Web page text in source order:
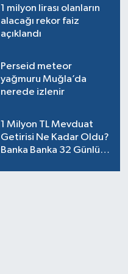
1 milyon lirası olanların
alacağı rekor faiz
açıklandı
Perseid meteor
yağmuru Muğla’da
nerede izlenir
1 Milyon TL Mevduat
Getirisi Ne Kadar Oldu?
Banka Banka 32 Günlük